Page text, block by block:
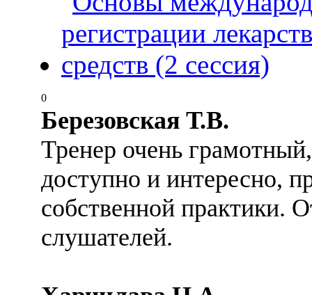
0
Березовская Т.В.
Тренер очень
доступно и интересно,
собственной практики.
слушателей.